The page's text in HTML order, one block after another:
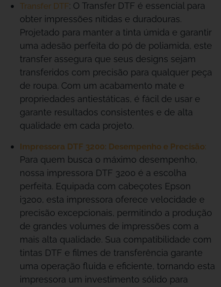
Transfer DTF: O Transfer DTF é essencial para
obter impressões nítidas e duradouras.
Projetado para manter a tinta úmida e garantir
uma adesão perfeita do pó de poliamida, este
transfer assegura que seus designs sejam
transferidos com precisão para qualquer peça
de roupa. Com um acabamento mate e
propriedades antiestáticas, é fácil de usar e
garante resultados consistentes e de alta
qualidade em cada projeto.
Impressora DTF 3200: Desempenho e Precisão:
Para quem busca o máximo desempenho,
nossa impressora DTF 3200 é a escolha
perfeita. Equipada com cabeçotes Epson
i3200, esta impressora oferece velocidade e
precisão excepcionais, permitindo a produção
de grandes volumes de impressões com a
mais alta qualidade. Sua compatibilidade com
tintas DTF e filmes de transferência garante
uma operação fluida e eficiente, tornando esta
impressora um investimento sólido para